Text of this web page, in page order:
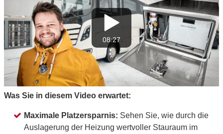
08:27
Was Sie in diesem Video erwartet:
Maximale Platzersparnis: Sehen Sie, wie durch die
Auslagerung der Heizung wertvoller Stauraum im